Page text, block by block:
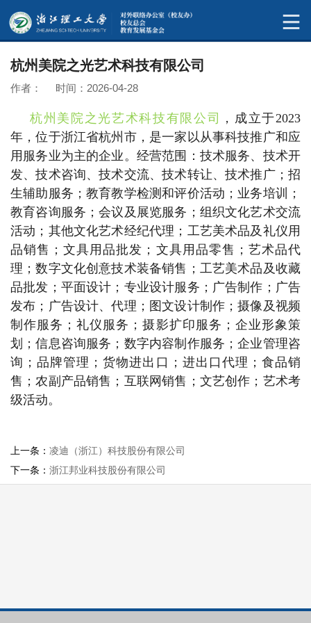
杭州美院之光艺术科技有限公司
作者： 时间：2026-04-28
杭州美院之光艺术科技有限公司
，成立于2023
年，位于浙江省杭州市，是一家以从事科技推广和应
用服务业为主的企业。经营范围：技术服务、技术开
发、技术咨询、技术交流、技术转让、技术推广；招
生辅助服务；教育教学检测和评价活动；业务培训；
教育咨询服务；会议及展览服务；组织文化艺术交流
活动；其他文化艺术经纪代理；工艺美术品及礼仪用
品销售；文具用品批发；文具用品零售；艺术品代
理；数字文化创意技术装备销售；工艺美术品及收藏
品批发；平面设计；专业设计服务；广告制作；广告
发布；广告设计、代理；图文设计制作；摄像及视频
制作服务；礼仪服务；摄影扩印服务；企业形象策
划；信息咨询服务；数字内容制作服务；企业管理咨
询；品牌管理；货物进出口；进出口代理；食品销
售；农副产品销售；互联网销售；文艺创作；艺术考
级活动。
上一条： 凌迪（浙江）科技股份有限公司
下一条： 浙江邦业科技股份有限公司